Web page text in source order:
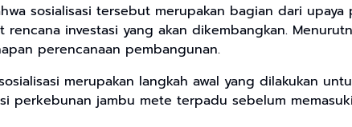
sosialisasi tersebut merupakan bagian dari
investasi yang akan dikembangkan.
perencanaan pembangunan.
merupakan langkah awal yang dilakukan
perkebunan jambu mete terpadu sebelum